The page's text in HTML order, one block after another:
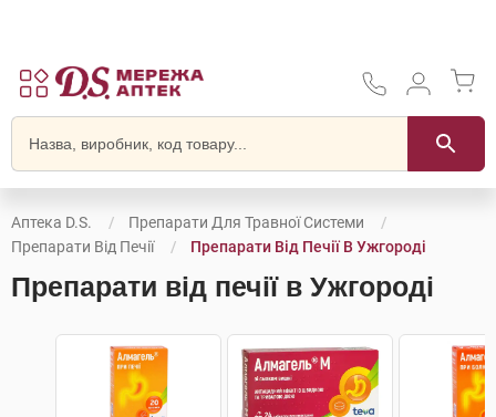
Аптека D.S.
Препарати Для Травної Системи
Препарати Від Печії
Препарати Від Печії В Ужгороді
Препарати від печії в Ужгороді